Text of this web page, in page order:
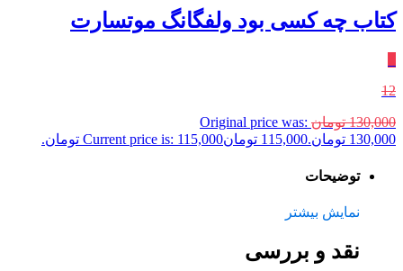
کتاب چه کسی بود ولفگانگ موتسارت
12
130,000 تومان Original price was:
130,000 تومان.
115,000 تومانCurrent price is: 115,000 تومان.
توضیحات
نمایش بیشتر
نقد و بررسی